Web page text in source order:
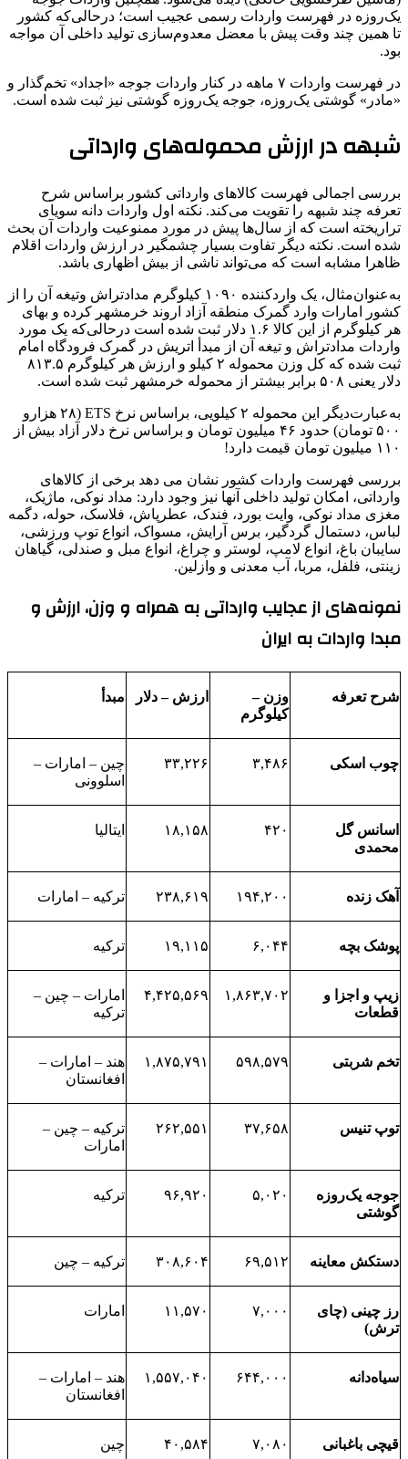
یک‌روزه در فهرست واردات رسمی عجیب است؛ درحالی‌که کشور
تا همین چند وقت پیش با معضل معدوم‌سازی تولید داخلی آن مواجه
بود.
در فهرست واردات ۷ ماهه در کنار واردات جوجه «اجداد» تخم‌گذار و
«مادر» گوشتی یک‌روزه، جوجه یک‌روزه گوشتی نیز ثبت شده است.
شبهه در ارزش محموله‌های وارداتی
بررسی اجمالی فهرست کالاهای وارداتی کشور براساس شرح
تعرفه چند شبهه را تقویت می‌کند. نکته اول واردات دانه سویای
تراریخته است که از سال‌ها پیش در مورد ممنوعیت واردات آن بحث
شده است. نکته دیگر تفاوت بسیار چشمگیر در ارزش واردات اقلام
ظاهرا مشابه است که می‌تواند ناشی از بیش اظهاری باشد.
به‌عنوان‌مثال، یک واردکننده ۱۰۹۰ کیلوگرم مدادتراش وتیغه آن را از
کشور امارات وارد گمرک منطقه آزاد اروند خرمشهر کرده و بهای
هر کیلوگرم از این کالا ۱.۶ دلار ثبت شده است درحالی‌که یک مورد
واردات مدادتراش و تیغه آن از مبدأ اتریش در گمرک فرودگاه امام
ثبت شده که کل وزن محموله ۲ کیلو و ارزش هر کیلوگرم ۸۱۳.۵
دلار یعنی ۵۰۸ برابر بیشتر از محموله خرمشهر ثبت شده است.
به‌عبارت‌دیگر این محموله ۲ کیلویی، براساس نرخ ETS (۲۸ هزارو
۵۰۰ تومان) حدود ۴۶ میلیون تومان و براساس نرخ دلار آزاد بیش از
۱۱۰ میلیون تومان قیمت دارد!
بررسی فهرست واردات کشور نشان می دهد برخی از کالاهای
وارداتی، امکان تولید داخلی آنها نیز وجود دارد: مداد نوکی، ماژیک،
مغزی مداد نوکی، وایت بورد، فندک، عطرپاش، فلاسک، حوله، دگمه
لباس، دستمال گردگیر، برس آرایش، مسواک، انواع توپ ورزشی،
سایبان باغ، انواع لامپ، لوستر و چراغ، انواع مبل و صندلی، گیاهان
زینتی، فلفل، مربا، آب معدنی و وازلین.
نمونه‌های از عجایب وارداتی به همراه و وزن، ارزش و
مبدا واردات به ایران
شرح تعرفه
وزن –
کیلوگرم
ارزش – دلار مبدأ
چوب اسکی ۳,۴۸۶ ۳۳,۲۲۶
چین – امارات –
اسلوونی
اسانس گل
محمدی
۴۲۰ ۱۸,۱۵۸ ایتالیا
آهک زنده ۱۹۴,۲۰۰ ۲۳۸,۶۱۹ ترکیه – امارات
پوشک بچه ۶,۰۴۴ ۱۹,۱۱۵ ترکیه
زیپ و اجزا و
قطعات
۱,۸۶۳,۷۰۲ ۴,۴۲۵,۵۶۹
امارات – چین –
ترکیه
تخم شربتی ۵۹۸,۵۷۹ ۱,۸۷۵,۷۹۱
هند – امارات –
افغانستان
توپ تنیس ۳۷,۶۵۸ ۲۶۲,۵۵۱
ترکیه – چین –
امارات
جوجه یک‌روزه
گوشتی
۵,۰۲۰ ۹۶,۹۲۰ ترکیه
دستکش معاینه ۶۹,۵۱۲ ۳۰۸,۶۰۴ ترکیه – چین
رز چینی (چای
ترش)
۷,۰۰۰ ۱۱,۵۷۰ امارات
سیاه‌دانه ۶۴۴,۰۰۰ ۱,۵۵۷,۰۴۰
هند – امارات –
افغانستان
قیچی باغبانی ۷,۰۸۰ ۴۰,۵۸۴ چین